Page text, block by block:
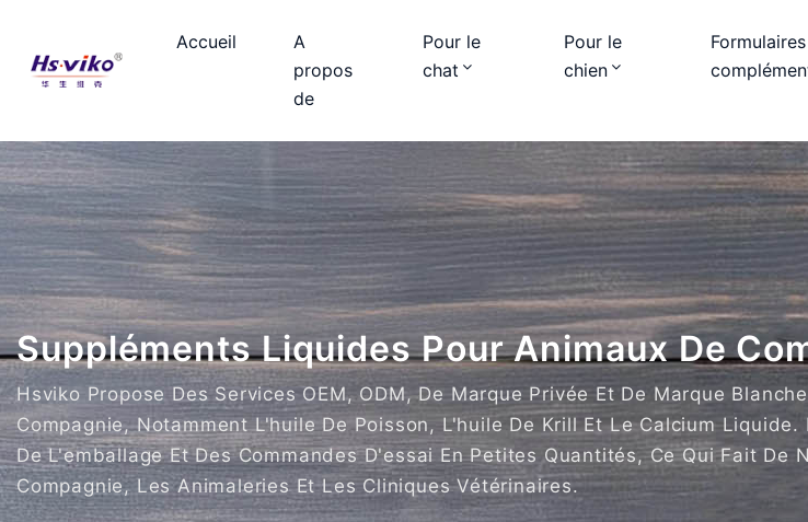
Accueil
A
propos
de
Pour le
chat
Pour le
chien
Formulaires
Suppléments Liquides Pour Animaux De
Hsviko Propose Des Services OEM, ODM, De Marque Privée Et De Marque
Compagnie, Notamment L'huile De Poisson, L'huile De Krill Et Le Calcium
De L'emballage Et Des Commandes D'essai En Petites Quantités, Ce Qui Fait De
Compagnie, Les Animaleries Et Les Cliniques Vétérinaires.